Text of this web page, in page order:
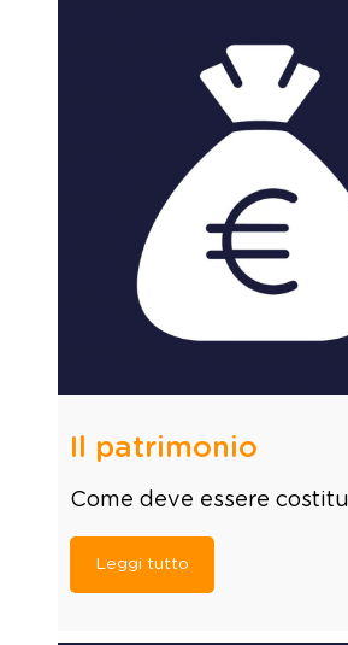
Il patrimonio
Come deve essere
Leggi tutto